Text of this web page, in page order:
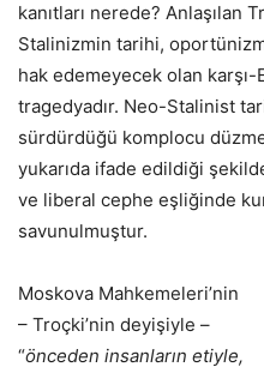
kanıtları nerede? Anlaşılan
Stalinizmin tarihi, oportünizm
hak edemeyecek olan
tragedyadır. Neo-Stalinist
sürdürdüğü komplocu
yukarıda ifade edildiği
ve liberal cephe eşliğinde
savunulmuştur.
Moskova Mahkemeleri’nin
– Troçki’nin deyişiyle –
“önceden insanların etiyle,